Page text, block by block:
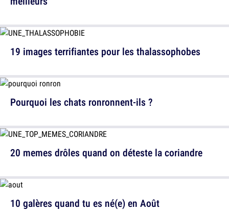
Pourquoi les chats ronronnent-ils ?
10 galères quand tu es né(e) en Août
19 images terrifiantes pour les thalassophobes
20 memes drôles quand on déteste la coriandre